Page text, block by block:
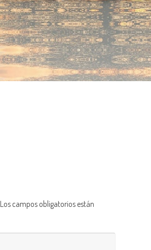
Los campos obligatorios están